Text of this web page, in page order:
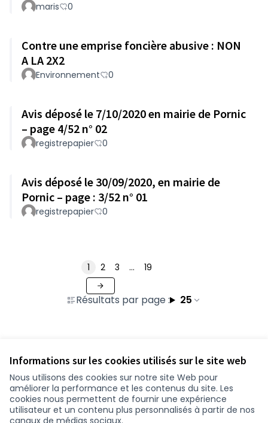
Informations sur les cookies utilisés sur le site web
Nous utilisons des cookies sur notre site Web pour
améliorer la performance et les contenus du site. Les
cookies nous permettent de fournir une expérience
utilisateur et un contenu plus personnalisés à partir de nos
canaux de médias sociaux.
maris 0
Contre une emprise foncière abusive : NON
A LA 2X2
Environnement 0
Avis déposé le 7/10/2020 en mairie de Pornic
– page 4/52 n° 02
registrepapier 0
Avis déposé le 30/09/2020, en mairie de
Pornic – page : 3/52 n° 01
registrepapier 0
Résultats par page : 25
1 2 3 … 19
Conditions d'utilisation
Paramètres des cookies
participer.loire-atlantique.fr sur Facebook
participer.loire-atlantique.fr sur Instagram
participer.loire-atlantique.fr sur YouTube